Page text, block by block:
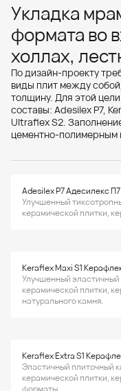
Укладка
формата во
холлах,
По дизайн-проекту
виды плит между
толщину. Для этой
составы: Adesilex P7,
Ultraflex S2.
цементно-полимерным
Adesilex P7 Адесилекс П7
Улучшенный
керамической плитки,
Keraflex Maxi S1
Улучшенный эластичный
керамической плитки,
натурального камня.
Keraflex Extra S1
Эластичный плиточный
керамической плитки,